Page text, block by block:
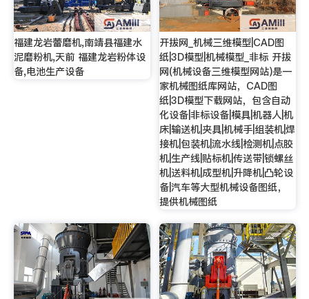
福建龙岩蕾磨机,南靖县福建水
泥磨粉机,天前 福建龙岩粉体设
备,电池生产设备
开拔网_机械三维模型|CAD图
纸|3D模型|机械模型_非标 开拔
网(机械设备三维模型网站)是一
家机械图纸库网站，CAD图
纸|3D模型下载网站，包含自动
化设备|非标设备|模具|机器人|机
床|输送机|夹具|机械手|组装机|焊
接机|包装机|流水线|检测机|点胶
机|生产线|贴标机|传送带|锁螺丝
机|送料机|成型机|升降机|凸轮设
备|汽车等大型机械设备图纸，
提供机械图纸